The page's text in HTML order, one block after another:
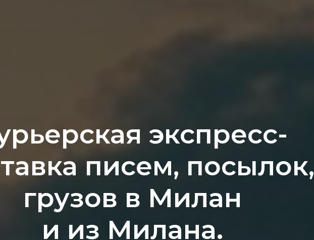
экспресс-
писем, посылок,
грузов в Милан
и из Милана.